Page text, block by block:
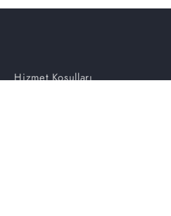
Hizmet Koşulları